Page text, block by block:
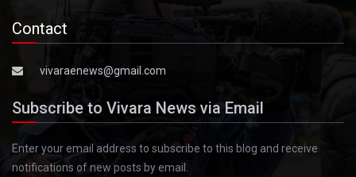
Contact
vivaraenews@gmail.com
Subscribe to Vivara News via Email
Enter your email address to subscribe to this blog and receive
notifications of new posts by email.